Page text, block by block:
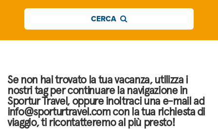
CERCA
Se non hai trovato la tua vacanza, utilizza i
nostri tag per continuare la navigazione in
Sportur Travel, oppure inoltraci una e-mail ad
info@sporturtravel.com con la tua richiesta di
viaggio, ti ricontatteremo al più presto!